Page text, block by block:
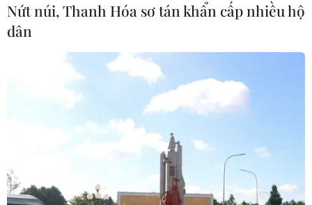
Ghe gỗ phát nổ trên sông Sài Gòn
khiến một người thiệt mạng
08/08/2026 04:44
Dự án Sân bay Phú Quốc tăng tốc thi
công, sẽ cán mốc vận hành từ tháng
4/2027
Nứt núi, Thanh Hóa sơ tán khẩn cấp nhiều hộ
dân